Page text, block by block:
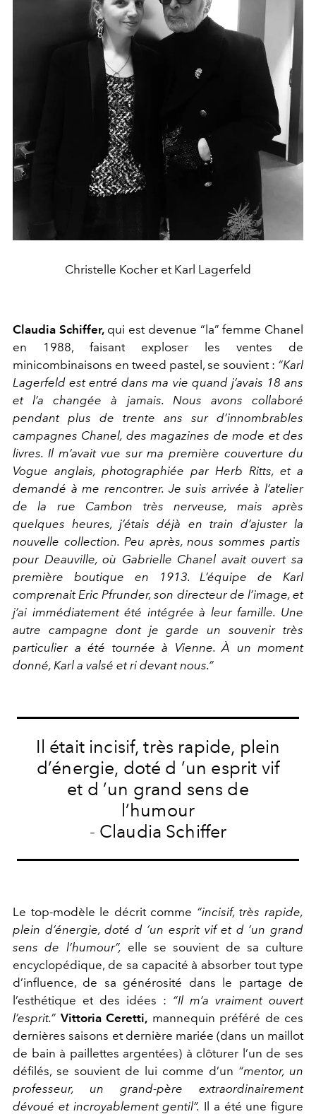
Christelle Kocher et Karl Lagerfeld
Claudia Schiffer,qui est devenue “la” femme Chanel
en 1988, faisant exploser les ventes de
minicombinaisons en tweed pastel, se souvient : “Karl
Lagerfeld est entré dans ma vie quand j’avais 18 ans
et l’a changée à jamais. Nous avons collaboré
pendant plus de trente ans sur d’innombrables
campagnes Chanel, des magazines de mode et des
livres. Il m’avait vue sur ma première couverture du
Vogue anglais, photographiée par Herb Ritts, et a
demandé à me rencontrer. Je suis arrivée à l’atelier
de la rue Cambon très nerveuse, mais après
quelques heures, j’étais déjà en train d’ajuster la
nouvelle collection. Peu après, nous sommes partis
pour Deauville, où Gabrielle Chanel avait ouvert sa
première boutique en 1913. L’équipe de Karl
comprenait Eric Pfrunder, son directeur de l’image, et
j’ai immédiatement été intégrée à leur famille. Une
autre campagne dont je garde un souvenir très
particulier a été tournée à Vienne. À un moment
donné, Karl a valsé et ri devant nous.”
Il était incisif, très rapide, plein
d’énergie, doté d ’un esprit vif
et d ’un grand sens de
l’humour
- Claudia Schiffer
Le top-modèle le décrit comme “incisif, très rapide,
plein d’énergie, doté d ’un esprit vif et d ’un grand
sens de l’humour”, elle se souvient de sa culture
encyclopédique, de sa capacité à absorber tout type
d’influence, de sa générosité dans le partage de
l’esthétique et des idées : “Il m’a vraiment ouvert
l’esprit.” Vittoria Ceretti, mannequin préféré de ces
dernières saisons et dernière mariée (dans un maillot
de bain à paillettes argentées) à clôturer l’un de ses
défilés, se souvient de lui comme d’un “mentor, un
professeur, un grand-père extraordinairement
dévoué et incroyablement gentil”. Il a été une figure